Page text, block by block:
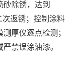
除锈，达到
返锈；控制涂料
厚仪逐点检测；
禁误涂油漆。